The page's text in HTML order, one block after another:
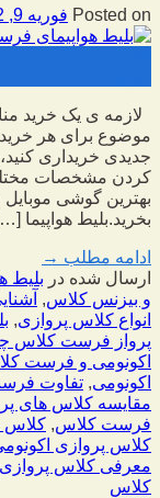
Posted on فوریه 9, 2022
لازمه ی یک خرید
موضوع برای هر
جدیدی خریداری
کردن مشخصات
بهترین گوشی
بخرید.بلیط هواپیما
ادامه مطلب →
ارسال شده در بلیط
و بیزنس کلاس,
انواع کلاس پروازی,
پرواز فرست کلاس
اکونومی و فرست
اکونومی, تفاوت
مقایسه کلاس های
فرست کلاس, کلاس
کلاس پروازی
معرفی کلاس
کلاس